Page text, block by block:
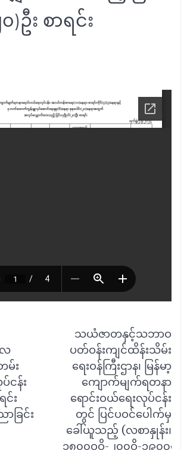
)ဦး စာရင်း
း
ငန်း
င်း
ခြင်း
သယံဇာတနှင့်သဘာဝ
ပတ်ဝန်းကျင်ထိန်းသိမ်း
ရေးဝန်ကြီးဌာန၊ မြန်မာ့
ကျောက်မျက်ရတနာ
ရောင်းဝယ်ရေးလုပ်ငန်း
တွင် ပြင်ပဝင်ပေါက်မှ
ခေါ်ယူသည့် (လစာနှုန်း၊
၁၈၀၀ဝဝိ-၂၀၀ဝိ-၁၉၀၀၀ဝိ